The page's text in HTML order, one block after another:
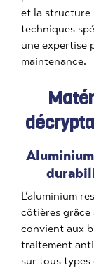
et la structure
techniques
une expertise
maintenance.
L’aluminium
côtières grâce
convient aux
traitement
sur tous types